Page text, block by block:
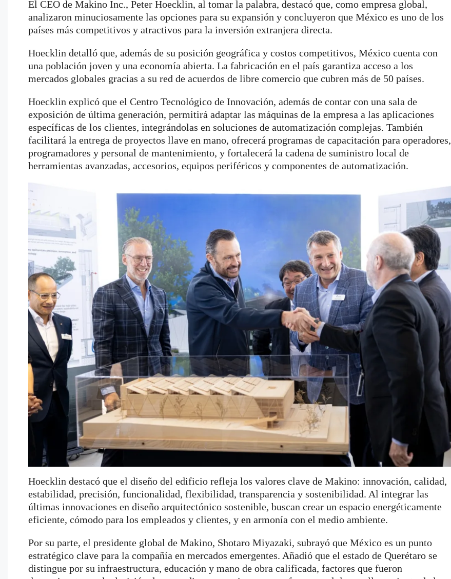
El CEO de Makino Inc., Peter Hoecklin, al tomar la palabra, destacó que, como empresa global,
analizaron minuciosamente las opciones para su expansión y concluyeron que México es uno de los
países más competitivos y atractivos para la inversión extranjera directa.
Hoecklin detalló que, además de su posición geográfica y costos competitivos, México cuenta con
una población joven y una economía abierta. La fabricación en el país garantiza acceso a los
mercados globales gracias a su red de acuerdos de libre comercio que cubren más de 50 países.
Hoecklin explicó que el Centro Tecnológico de Innovación, además de contar con una sala de
exposición de última generación, permitirá adaptar las máquinas de la empresa a las aplicaciones
específicas de los clientes, integrándolas en soluciones de automatización complejas. También
facilitará la entrega de proyectos llave en mano, ofrecerá programas de capacitación para operadores,
programadores y personal de mantenimiento, y fortalecerá la cadena de suministro local de
herramientas avanzadas, accesorios, equipos periféricos y componentes de automatización.
Hoecklin destacó que el diseño del edificio refleja los valores clave de Makino: innovación, calidad,
estabilidad, precisión, funcionalidad, flexibilidad, transparencia y sostenibilidad. Al integrar las
últimas innovaciones en diseño arquitectónico sostenible, buscan crear un espacio energéticamente
eficiente, cómodo para los empleados y clientes, y en armonía con el medio ambiente.
Por su parte, el presidente global de Makino, Shotaro Miyazaki, subrayó que México es un punto
estratégico clave para la compañía en mercados emergentes. Añadió que el estado de Querétaro se
distingue por su infraestructura, educación y mano de obra calificada, factores que fueron